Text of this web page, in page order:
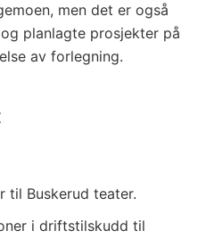
men det er også
planlagte prosjekter på
av forlegning.
til Buskerud teater.
i driftstilskudd til